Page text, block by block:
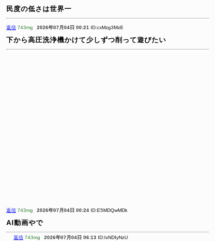
民度の低さは世界一
返信 743mg 2026年07月04日 00:21 ID:cxMzg3MzE
下から高圧洗浄機かけて少しずつ削って遊びたい
返信 743mg 2026年07月04日 00:24 ID:E5MDQwMDk
AI動画やで
返信 743mg 2026年07月04日 06:13 ID:IxNDIyNzU